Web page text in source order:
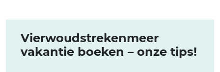
Vierwoudstrekenmeer
vakantie boeken – onze tips!